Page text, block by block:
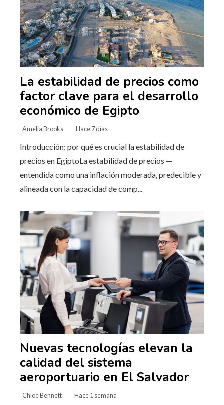
La estabilidad de precios como
factor clave para el desarrollo
económico de Egipto
Amelia Brooks Hace 7 días
Introducción: por qué es crucial la estabilidad de
precios en EgiptoLa estabilidad de precios —
entendida como una inflación moderada, predecible y
alineada con la capacidad de comp...
Nuevas tecnologías elevan la
calidad del sistema
aeroportuario en El Salvador
Chloe Bennett Hace 1 semana